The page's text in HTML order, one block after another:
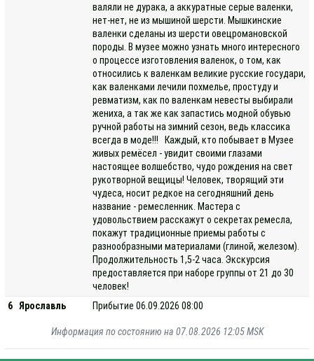
валяли не дурака, а аккуратные серые валенки,
нет-нет, не из мышиной шерсти. Мышкинские
валенки сделаны из шерсти овецромановской
породы. В музее можно узнать много интересного
о процессе изготовления валенок, о том, как
относились к валенкам великие русские государи,
как валенками лечили похмелье, простуду и
ревматизм, как по валенкам невесты выбирали
жениха, а так же как запастись модной обувью
ручной работы на зимний сезон, ведь классика
всегда в моде!!! Каждый, кто побывает в Музее
живых ремёсел - увидит своими глазами
настоящее волшебство, чудо рождения на свет
рукотворной вещицы! Человек, творящий эти
чудеса, носит редкое на сегодняшний день
название - ремесленник. Мастера с
удовольствием расскажут о секретах ремесла,
покажут традиционные приемы работы с
разнообразными материалами (глиной, железом).
Продолжительность 1,5-2 часа. Экскурсия
предоставляется при наборе группы от 21 до 30
человек!
6
Ярославль Прибытие 06.09.2026 08:00
Информация по состоянию на 07.08.2026 12:05 MSK